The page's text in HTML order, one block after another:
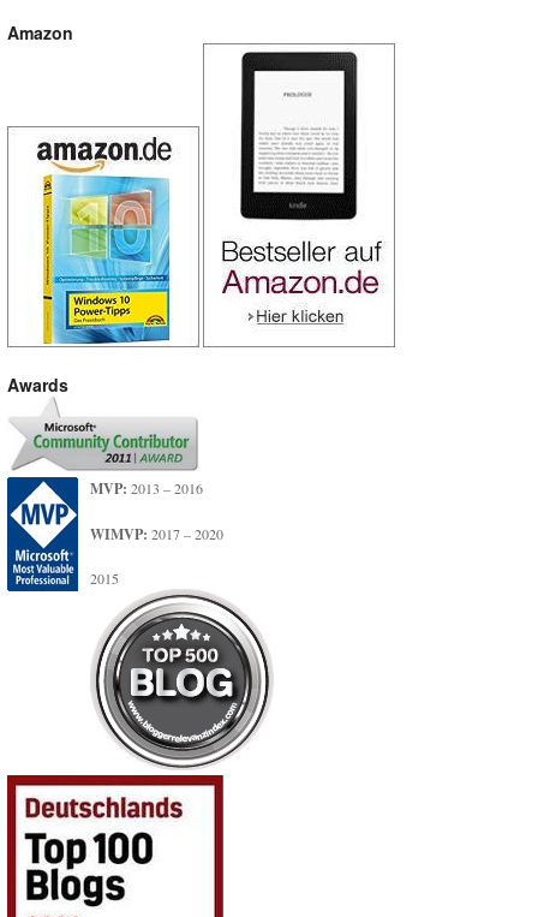
Amazon
Awards
MVP: 2013 – 2016
WIMVP: 2017 – 2020
2015